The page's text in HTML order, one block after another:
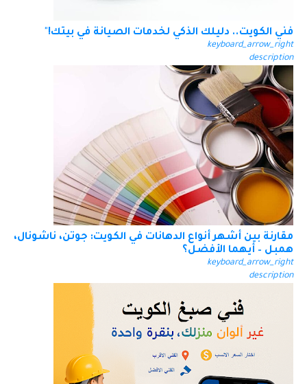
فني الكويت.. دليلك الذكي لخدمات الصيانة في بيتك!"
keyboard_arrow_right
description
مقارنة بين أشهر أنواع الدهانات في الكويت: جوتن، ناشونال،
همبل – أيهما الأفضل؟
keyboard_arrow_right
description